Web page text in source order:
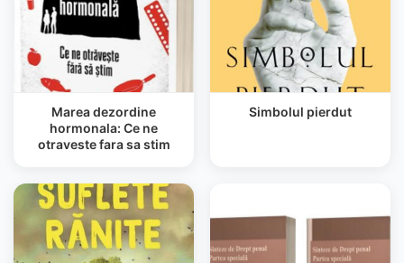
Marea dezordine
hormonala: Ce ne
otraveste fara sa stim
Simbolul pierdut